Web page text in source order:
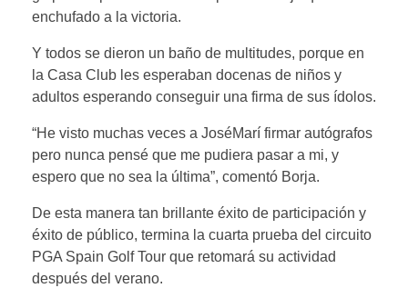
enchufado a la victoria.
Y todos se dieron un baño de multitudes, porque en
la Casa Club les esperaban docenas de niños y
adultos esperando conseguir una firma de sus ídolos.
“He visto muchas veces a JoséMarí firmar autógrafos
pero nunca pensé que me pudiera pasar a mi, y
espero que no sea la última”, comentó Borja.
De esta manera tan brillante éxito de participación y
éxito de público, termina la cuarta prueba del circuito
PGA Spain Golf Tour que retomará su actividad
después del verano.